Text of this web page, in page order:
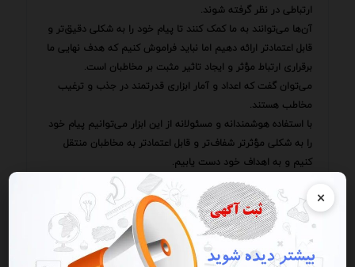
×
ارتباطی در نظر گرفته شوند.
آن‌ها می‌توانند به ما کمک کنند تا پیام خود را به شکلی دقیق‌تر و
قابل اعتمادتر ارائه دهیم اما نباید فراموش کنیم که هدف نهایی ما
برقراری ارتباط مؤثر و ایجاد تاثیر مثبت بر مخاطبان است.
می‌توان گفت که اعداد و آمار ابزاری قدرتمند در جذب و ترغیب
مخاطب هستند.
با استفاده هوشمندانه و مسئولانه از این ابزار می‌توانیم پیام خود
را به شکلی مؤثرتر شفاف‌تر و قابل اعتمادتر به مخاطبان منتقل
کنیم و به اهداف خود دست یابیم.
اما باید همواره به یاد داشته باشیم که اعداد و آمار تنها بخشی از
داستان را روایت می‌کنند و نباید تنها بر اساس آن‌ها تصمیم‌گیری
کنیم.
برقراری ارتباط عاطفی استفاده از داستان‌گویی و در نظر گرفتن
ارزش‌ها و تجربیات شخصی مخاطبان نیز از جمله عوامل مهمی